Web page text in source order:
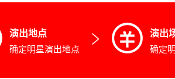
演出地点
确定明星演出地点
演出
确定